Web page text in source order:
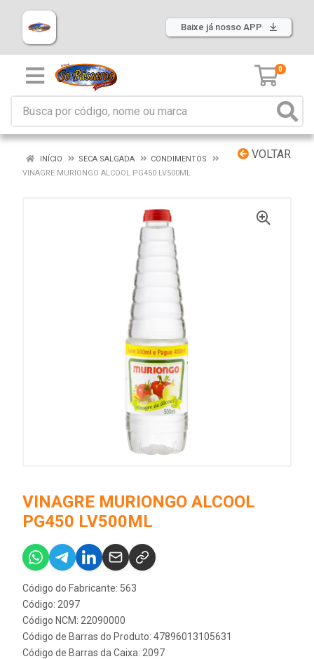
Baixe já nosso APP
0
VOLTAR
INÍCIO SECA SALGADA
CONDIMENTOS
VINAGRE MURIONGO ALCOOL PG450 LV500ML
VINAGRE MURIONGO ALCOOL
PG450 LV500ML
Código do Fabricante: 563
Código: 2097
Código NCM: 22090000
Código de Barras do Produto: 47896013105631
Código de Barras da Caixa: 2097